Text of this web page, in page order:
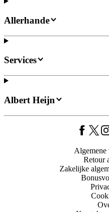
Allerhande
Services
Albert Heijn
Algemene
Retour
Zakelijke